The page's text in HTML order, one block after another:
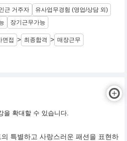
근 거주자
유사업무경험 (영업/상담 외)
장기근무가능
면접 > 최종합격 > 매장근무
을 확대할 수 있습니다.
특별하고 사랑스러운 패션을 표현하